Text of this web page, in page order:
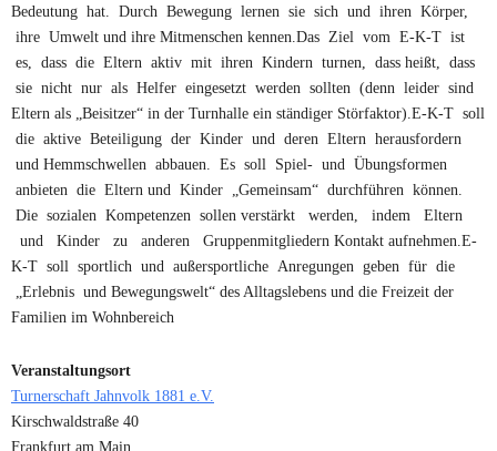
Bedeutung hat. Durch Bewegung lernen sie sich und ihren Körper,
ihre Umwelt und ihre Mitmenschen kennen.Das Ziel vom E-K-T ist
es, dass die Eltern aktiv mit ihren Kindern turnen, dass heißt, dass
sie nicht nur als Helfer eingesetzt werden sollten (denn leider sind
Eltern als „Beisitzer“ in der Turnhalle ein ständiger Störfaktor).E-K-T soll
die aktive Beteiligung der Kinder und deren Eltern herausfordern
und Hemmschwellen abbauen. Es soll Spiel- und Übungsformen
anbieten die Eltern und Kinder „Gemeinsam“ durchführen können.
Die sozialen Kompetenzen sollen verstärkt werden, indem Eltern
und Kinder zu anderen Gruppenmitgliedern Kontakt aufnehmen.E-
K-T soll sportlich und außersportliche Anregungen geben für die
„Erlebnis und Bewegungswelt“ des Alltagslebens und die Freizeit der
Familien im Wohnbereich
Veranstaltungsort
Turnerschaft Jahnvolk 1881 e.V.
Kirschwaldstraße 40
Frankfurt am Main